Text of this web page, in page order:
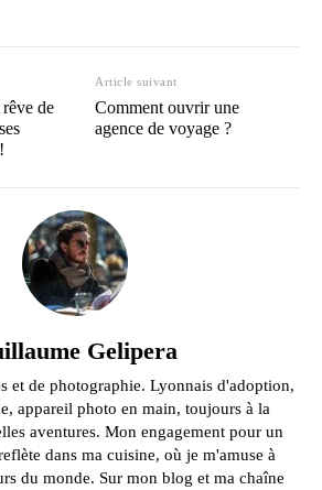
de
Article suivant
Comment ouvrir une
agence de voyage ?
Gelipera
et de photographie. Lyonnais d'adoption,
appareil photo en main, toujours à la
aventures. Mon engagement pour un
dans ma cuisine, où je m'amuse à
du monde. Sur mon blog et ma chaîne